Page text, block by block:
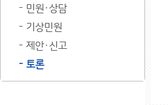
민원·상담
기상민원
제안·신고
토론